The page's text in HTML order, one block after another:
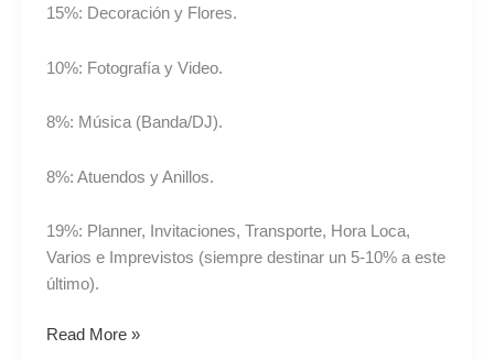
15%: Decoración y Flores.
10%: Fotografía y Video.
8%: Música (Banda/DJ).
8%: Atuendos y Anillos.
19%: Planner, Invitaciones, Transporte, Hora Loca,
Varios e Imprevistos (siempre destinar un 5-10% a este
último).
Read More »